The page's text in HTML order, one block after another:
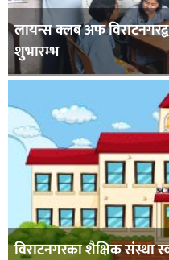
लायन्स क्लब अफ
शुभारम्भ
विराटनगरका शैक्षिक संस्था